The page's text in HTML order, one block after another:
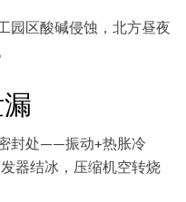
园区酸碱侵蚀，北方昼夜
封处——振动+热胀冷
器结冰，压缩机空转烧